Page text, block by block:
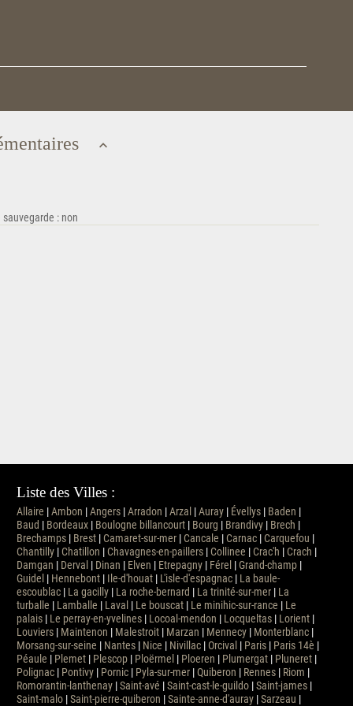
: non
Liste des Villes :
Allaire |Ambon |Angers|Arradon |Arzal |Auray| Évellys| Baden |
Baud | Bordeaux| Boulogne billancourt| Bourg | Brandivy| Brech |
Brechamps| Brest|Camaret-sur-mer|Cancale |Carnac|Carquefou |
Chantilly|Chatillon |Chavagnes-en-paillers|Collinee |Crac'h |Crach |
Damgan | Derval | Dinan | Elven | Etrepagny| Férel |Grand-champ|
Guidel | Hennebont| Ile-d'houat| L'isle-d'espagnac| La baule-
escoublac| La gacilly| La roche-bernard | La trinité-sur-mer| La
turballe | Lamballe | Laval | Le bouscat| Le minihic-sur-rance | Le
palais| Le perray-en-yvelines| Locoal-mendon | Locqueltas| Lorient|
Louviers| Maintenon | Malestroit| Marzan | Mennecy| Monterblanc|
Morsang-sur-seine | Nantes| Nice | Nivillac| Orcival | Paris| Paris 14è |
Péaule | Plemet| Plescop| Ploërmel | Ploeren | Plumergat| Pluneret|
Polignac| Pontivy| Pornic| Pyla-sur-mer|Quiberon | Rennes| Riom |
Romorantin-lanthenay|Saint-avé |Saint-cast-le-guildo|Saint-james|
Saint-malo|Saint-pierre-quiberon |Sainte-anne-d'auray|Sarzeau |